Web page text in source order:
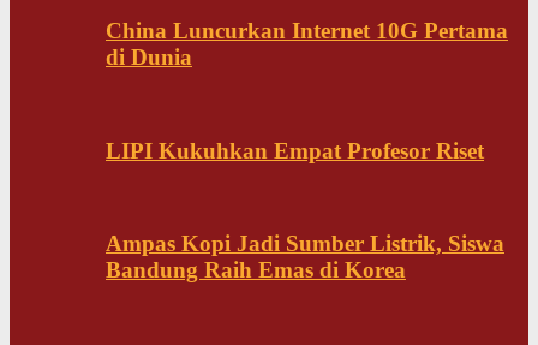
China Luncurkan Internet 10G Pertama
di Dunia
LIPI Kukuhkan Empat Profesor Riset
Ampas Kopi Jadi Sumber Listrik, Siswa
Bandung Raih Emas di Korea